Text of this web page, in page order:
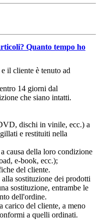
Quanto tempo ho
il cliente è tenuto ad
14 giorni dal
che siano intatti.
dischi in vinile, ecc.) a
e restituiti nella
causa della loro condizione
e-book, ecc.);
del cliente.
sostituzione dei prodotti
sostituzione, entrambe le
dell'ordine.
carico del cliente, a meno
a quelli ordinati.